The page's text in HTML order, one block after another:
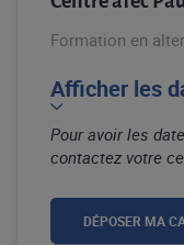
Formation en
Afficher les
Pour avoir les
contactez votre
DÉPOSER MA